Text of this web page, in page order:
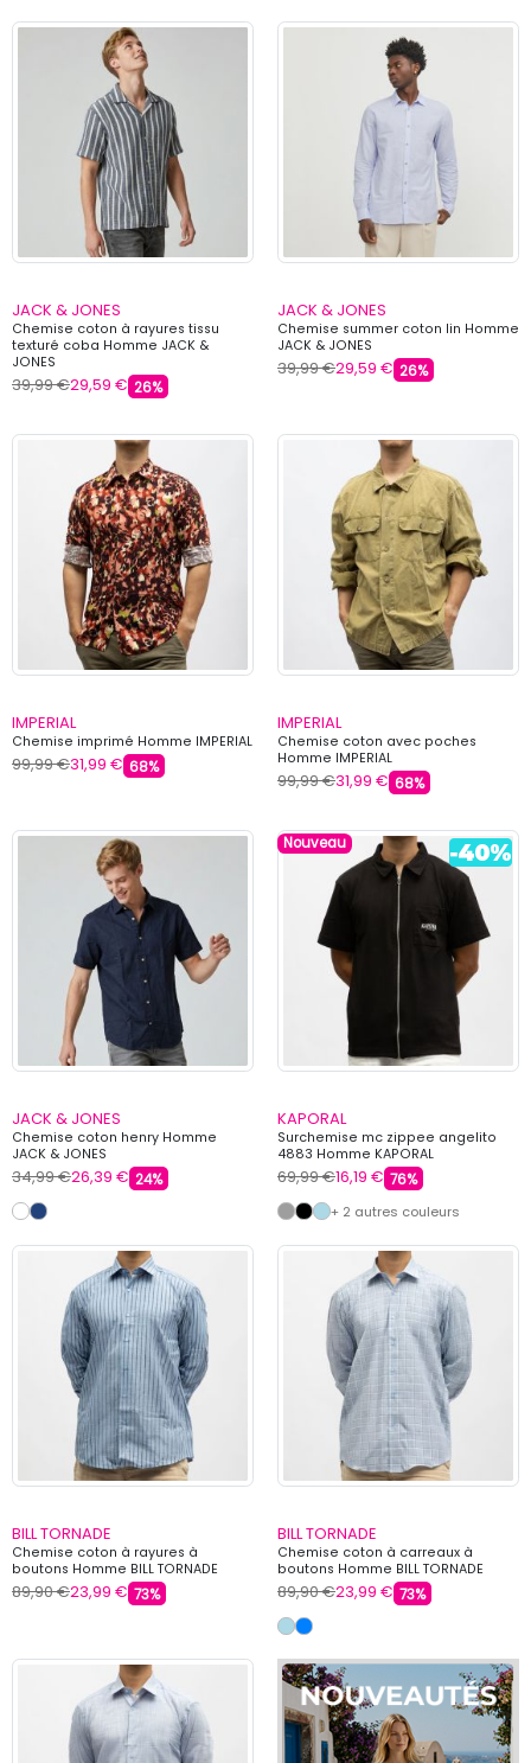
JACK & JONES
Chemise coton à rayures tissu
texturé coba Homme JACK &
JONES
39,99 €29,59 € 26%
JACK & JONES
Chemise summer coton lin Homme
JACK & JONES
39,99 €29,59 € 26%
IMPERIAL
Chemise imprimé Homme IMPERIAL
99,99 €31,99 € 68%
IMPERIAL
Chemise coton avec poches
Homme IMPERIAL
99,99 €31,99 € 68%
JACK & JONES
Chemise coton henry Homme
JACK & JONES
34,99 €26,39 € 24%
Nouveau
KAPORAL
Surchemise mc zippee angelito
4883 Homme KAPORAL
69,99 €16,19 € 76%
+ 2 autres couleurs
BILL TORNADE
Chemise coton à rayures à
boutons Homme BILL TORNADE
89,90 €23,99 € 73%
BILL TORNADE
Chemise coton à carreaux à
boutons Homme BILL TORNADE
89,90 €23,99 € 73%